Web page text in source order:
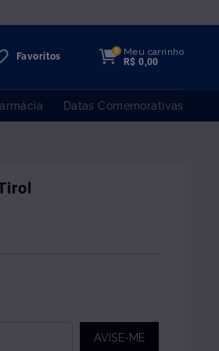
Favoritos
0
Meu carrinho
R$ 0,00
Datas Comemorativas
AVISE-ME